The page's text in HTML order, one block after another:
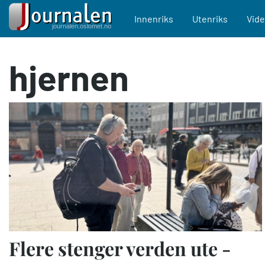
hovedinnhold
Main navigation
Innenriks Utenriks
hjernen
Flere stenger verden ute -